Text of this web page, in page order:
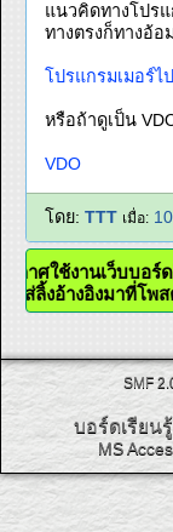
แนวคิดทางโปร
ทางตรงก็ทางอ้อ
โปรแกรมเมอร์ไ
หรือถ้าดูเป็น
VDO
โดย: TTT เมื่อ:
ระกาศใช้งานเว็บบอ
ะใส่ลิ้งอ้างอิงมาที่โ
SMF
บอร์ดเรียน
MS